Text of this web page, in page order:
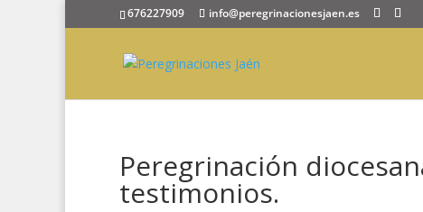
676227909 info@peregrinacionesjaen.es
Peregrinación
testimonios.